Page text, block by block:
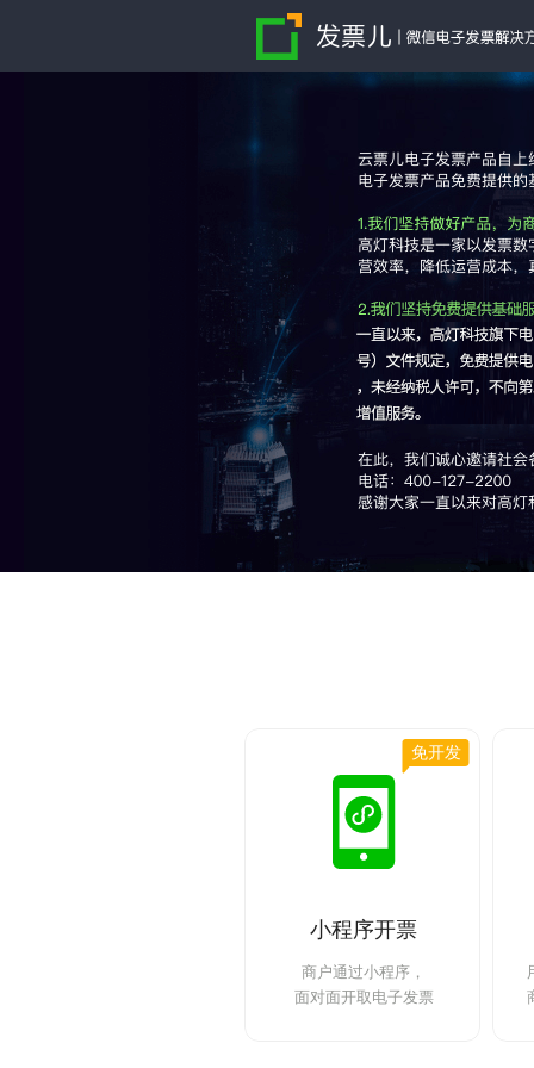
小程序开票
商户通过小程序，
面对面开取电子发票